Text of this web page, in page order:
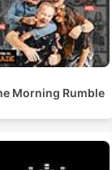
Morning Rumble